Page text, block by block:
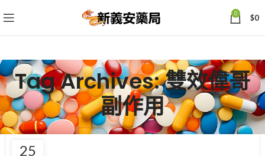
0 $0
Tag Archives: 雙效偉哥
副作用
25